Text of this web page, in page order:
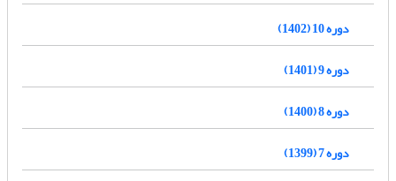
دوره 10 (1402)
دوره 9 (1401)
دوره 8 (1400)
دوره 7 (1399)